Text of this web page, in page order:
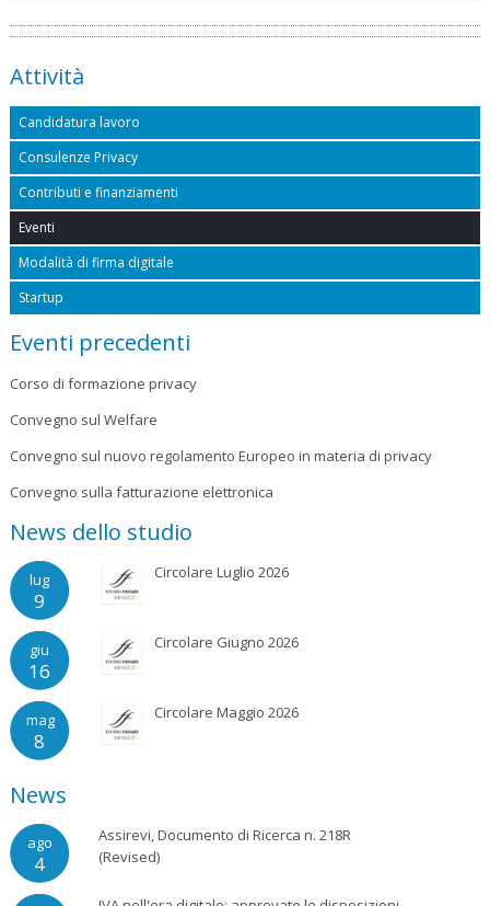
Attività
Candidatura lavoro
Consulenze Privacy
Contributi e finanziamenti
Eventi
Modalità di firma digitale
Startup
Eventi precedenti
Corso di formazione privacy
Convegno sul Welfare
Convegno sul nuovo regolamento Europeo in materia di privacy
Convegno sulla fatturazione elettronica
News dello studio
lug
9
Circolare Luglio 2026
giu
16
Circolare Giugno 2026
mag
8
Circolare Maggio 2026
News
ago
4
Assirevi, Documento di Ricerca n. 218R
(Revised)